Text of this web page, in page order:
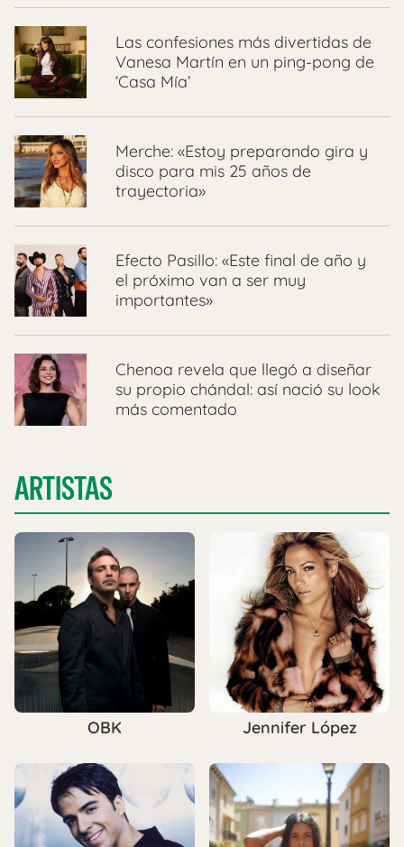
Las confesiones más divertidas de
Vanesa Martín en un ping-pong de
‘Casa Mía’
Merche: «Estoy preparando gira y
disco para mis 25 años de
trayectoria»
Efecto Pasillo: «Este final de año y
el próximo van a ser muy
importantes»
Chenoa revela que llegó a diseñar
su propio chándal: así nació su look
más comentado
ARTISTAS
OBK Jennifer López